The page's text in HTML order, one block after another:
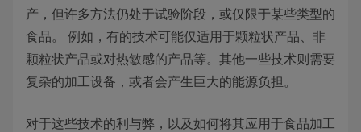
产，但许多方法仍处于试验阶段，或仅限于某些类型的
食品。 例如，有的技术可能仅适用于颗粒状产品、非
颗粒状产品或对热敏感的产品等。其他一些技术则需要
复杂的加工设备，或者会产生巨大的能源负担。
对于这些技术的利与弊，以及如何将其应用于食品加工